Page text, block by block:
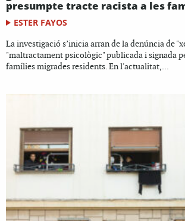
presumpte tracte racista a les
ESTER FAYOS
La investigació s’inicia arran de la denúncia de
"maltractament psicològic" publicada i signada
famílies migrades residents. En l'actualitat,...